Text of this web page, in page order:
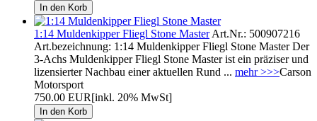
1:14 Muldenkipper Fliegl Stone MasterArt.Nr.: 500907216
Art.bezeichnung: 1:14 Muldenkipper Fliegl Stone Master Der
3-Achs Muldenkipper Fliegl Stone Master ist ein präziser und
lizensierter Nachbau einer aktuellen Rund ... mehr >>>Carson
Motorsport
750.00 EUR[inkl. 20% MwSt]